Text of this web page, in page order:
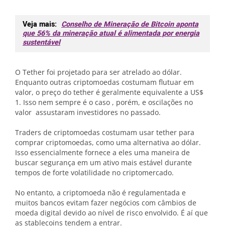
Veja mais: Conselho de Mineração de Bitcoin aponta
que 56% da mineração atual é alimentada por energia
sustentável
O Tether foi projetado para ser atrelado ao dólar.
Enquanto outras criptomoedas costumam flutuar em
valor, o preço do tether é geralmente equivalente a US$
1. Isso nem sempre é o caso , porém, e oscilações no
valor assustaram investidores no passado.
Traders de criptomoedas costumam usar tether para
comprar criptomoedas, como uma alternativa ao dólar.
Isso essencialmente fornece a eles uma maneira de
buscar segurança em um ativo mais estável durante
tempos de forte volatilidade no criptomercado.
No entanto, a criptomoeda não é regulamentada e
muitos bancos evitam fazer negócios com câmbios de
moeda digital devido ao nível de risco envolvido. É aí que
as stablecoins tendem a entrar.